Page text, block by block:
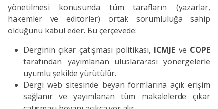
yönetilmesi konusunda tüm tarafların (yazarlar,
hakemler ve editörler) ortak sorumluluğa sahip
olduğunu kabul eder. Bu çerçevede:
Derginin çıkar çatışması politikası, ICMJE ve COPE
tarafından yayımlanan uluslararası yönergelerle
uyumlu şekilde yürütülür.
Dergi web sitesinde beyan formlarına açık erişim
sağlanır ve yayımlanan tüm makalelerde çıkar